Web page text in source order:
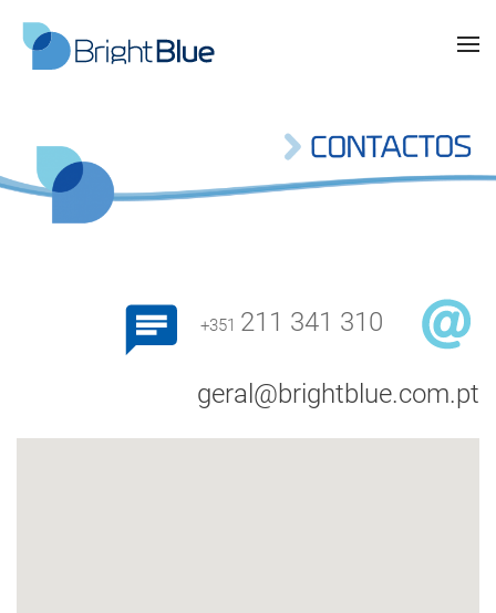
+351 211 341 310
geral@brightblue.com.pt